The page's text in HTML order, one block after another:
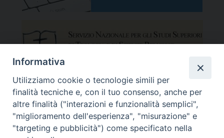
Informativa
Utilizziamo cookie o tecnologie simili per
finalità tecniche e, con il tuo consenso, anche per
altre finalità ("interazioni e funzionalità semplici",
"miglioramento dell'esperienza", "misurazione" e
"targeting e pubblicità") come specificato nella